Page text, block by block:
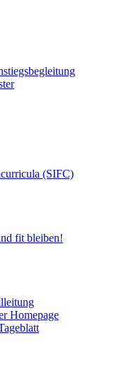
(SIFC)
fit bleiben!
Homepage